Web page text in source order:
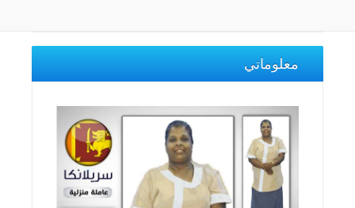
معلوماتي